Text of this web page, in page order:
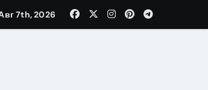
7th, 2026